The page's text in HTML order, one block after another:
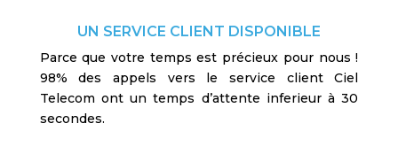
UN SERVICE CLIENT DISPONIBLE
Parce que votre temps est précieux pour nous !
98% des appels vers le service client Ciel
Telecom ont un temps d’attente inferieur à 30
secondes.